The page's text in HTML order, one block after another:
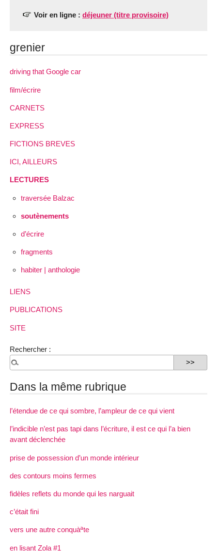
Voir en ligne : déjeuner (titre provisoire)
grenier
driving that Google car
film/écrire
CARNETS
EXPRESS
FICTIONS BREVES
ICI, AILLEURS
LECTURES
traversée Balzac
soutènements
d’écrire
fragments
habiter | anthologie
LIENS
PUBLICATIONS
SITE
Rechercher :
Dans la même rubrique
l’étendue de ce qui sombre, l’ampleur de ce qui vient
l’indicible n’est pas tapi dans l’écriture, il est ce qui l’a bien
avant déclenchée
prise de possession d’un monde intérieur
des contours moins fermes
fidèles reflets du monde qui les narguait
c’était fini
vers une autre conquàªte
en lisant Zola #1